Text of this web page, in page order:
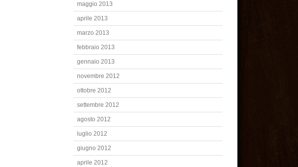
maggio 2013
aprile 2013
marzo 2013
febbraio 2013
gennaio 2013
novembre 2012
ottobre 2012
settembre 2012
agosto 2012
luglio 2012
giugno 2012
aprile 2012